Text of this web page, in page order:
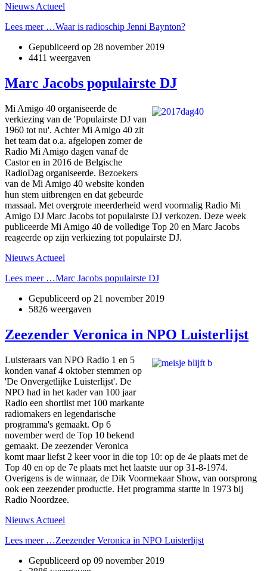
Nieuws Actueel
Lees meer …Waar is radioschip Jenni Baynton?
Gepubliceerd op 28 november 2019
4411 weergaven
Marc Jacobs populairste DJ
Mi Amigo 40 organiseerde de
verkiezing van de 'Populairste DJ van
1960 tot nu'. Achter Mi Amigo 40 zit
het team dat o.a. afgelopen zomer de
Radio Mi Amigo dagen vanaf de
Castor en in 2016 de Belgische
RadioDag organiseerde. Bezoekers
van de Mi Amigo 40 website konden
hun stem uitbrengen en dat gebeurde
massaal. Met overgrote meerderheid werd voormalig Radio Mi
Amigo DJ Marc Jacobs tot populairste DJ verkozen. Deze week
publiceerde Mi Amigo 40 de volledige Top 20 en Marc Jacobs
reageerde op zijn verkiezing tot populairste DJ.
Nieuws Actueel
Lees meer …Marc Jacobs populairste DJ
Gepubliceerd op 21 november 2019
5826 weergaven
Zeezender Veronica in NPO Luisterlijst
Luisteraars van NPO Radio 1 en 5
konden vanaf 4 oktober stemmen op
'De Onvergetlijke Luisterlijst'. De
NPO had in het kader van 100 jaar
Radio een shortlist met 100 markante
radiomakers en legendarische
programma's gemaakt. Op 6
november werd de Top 10 bekend
gemaakt. De zeezender Veronica
komt maar liefst 2 keer voor in die top 10: op de 4e plaats met de
Top 40 en op de 7e plaats met het laatste uur op 31-8-1974.
Overigens is de winnaar, de Dik Voormekaar Show, van oorsprong
ook een zeezender productie. Het programma startte in 1973 bij
Radio Noordzee.
Nieuws Actueel
Lees meer …Zeezender Veronica in NPO Luisterlijst
Gepubliceerd op 09 november 2019